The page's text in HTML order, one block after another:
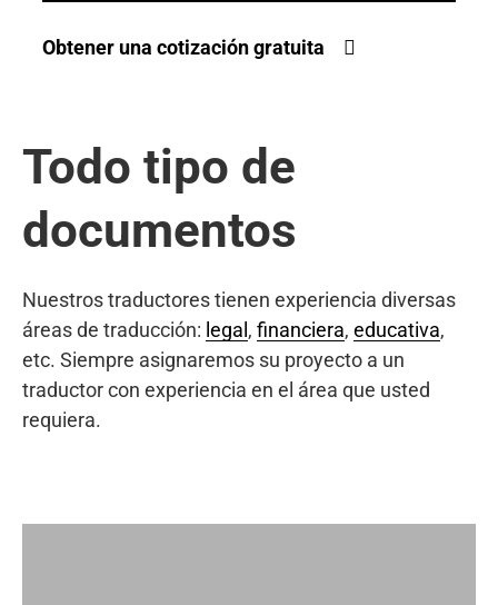
Obtener una cotización gratuita
Todo tipo de
documentos
Nuestros traductores tienen experiencia diversas
áreas de traducción: legal , financiera, educativa,
etc. Siempre asignaremos su proyecto a un
traductor con experiencia en el área que usted
requiera.